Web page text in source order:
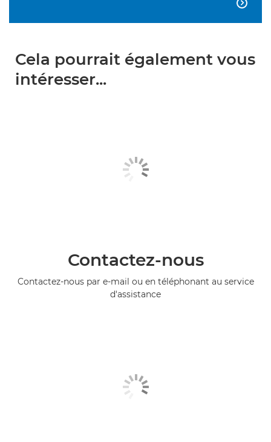

Cela pourrait également vous
intéresser...
Contactez-nous
Contactez-nous par e-mail ou en téléphonant au service
d'assistance